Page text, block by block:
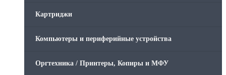
Картриджи
Компьютеры и периферийные устройства
Оргтехника / Принтеры, Копиры и МФУ